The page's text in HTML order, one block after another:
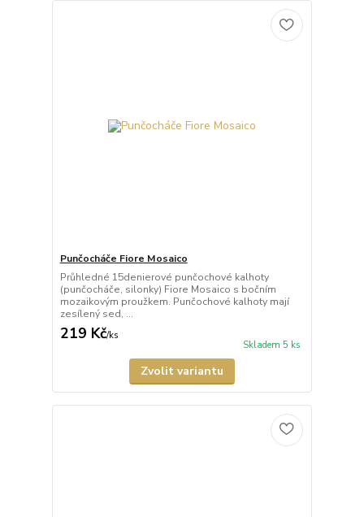
Punčocháče Fiore Mosaico
Průhledné 15denierové punčochové kalhoty
(punčocháče, silonky) Fiore Mosaico s bočním
mozaikovým proužkem. Punčochové kalhoty mají
zesílený sed, ...
219 Kč/ks
Skladem 5 ks
Zvolit variantu